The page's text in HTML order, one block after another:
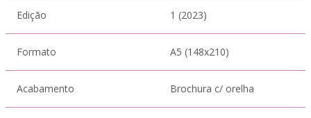
Edição 1 (2023)
Formato A5 (148x210)
Acabamento Brochura c/ orelha